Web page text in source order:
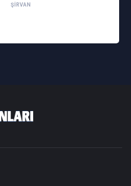
ŞIRVAN